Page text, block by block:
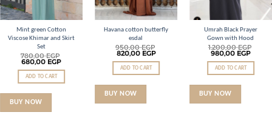
Mint green Cotton
Viscose Khimar and Skirt
Set
780,00EGP
680,00 EGP
ADD TO CART
BUY NOW
Havana cotton butterfly
esdal
950,00EGP
820,00 EGP
ADD TO CART
BUY NOW
Umrah Black Prayer
Gown with Hood
1.200,00EGP
980,00 EGP
ADD TO CART
BUY NOW